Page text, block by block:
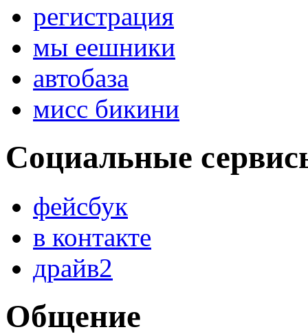
регистрация
мы еешники
автобаза
мисс бикини
Социальные
фейсбук
в контакте
драйв2
Общение